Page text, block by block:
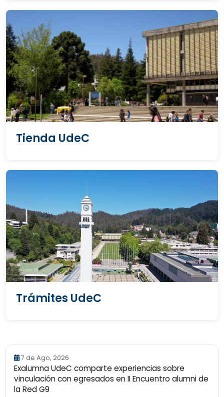
Tienda UdeC
Trámites UdeC
7 de Ago, 2026
Exalumna UdeC comparte experiencias sobre
vinculación con egresados en II Encuentro alumni de
la Red G9